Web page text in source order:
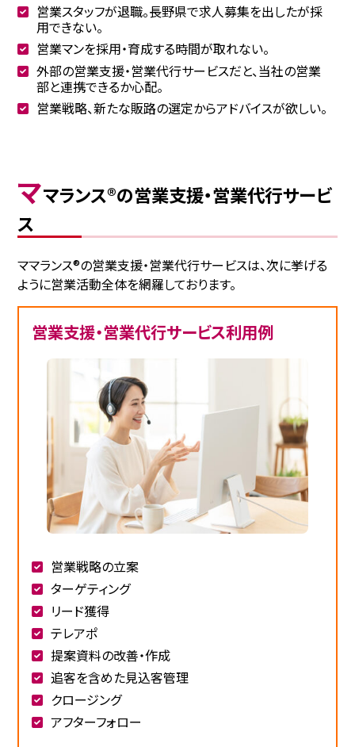
営業スタッフが退職。長野県で求人募集を出したが採
用できない。
営業マンを採用・育成する時間が取れない。
外部の営業支援・営業代行サービスだと、当社の営業
部と連携できるか心配。
営業戦略、新たな販路の選定からアドバイスが欲しい。
ママランス®の営業支援・営業代行サービ
ス
ママランス®の営業支援・営業代行サービスは、次に挙げる
ように営業活動全体を網羅しております。
営業支援・営業代行サービス利用例
営業戦略の立案
ターゲティング
リード獲得
テレアポ
提案資料の改善・作成
追客を含めた見込客管理
クロージング
アフターフォロー